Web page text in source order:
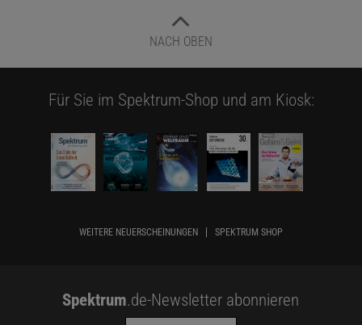
NACH OBEN
Für Sie im Spektrum-Shop und am Kiosk:
WEITERE NEUERSCHEINUNGEN SPEKTRUM SHOP
Spektrum.de-Newsletter abonnieren